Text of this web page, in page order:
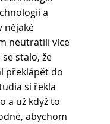
a
nějaké
neutratili více
stalo, že
překlápět do
si řekla
a už když to
abychom